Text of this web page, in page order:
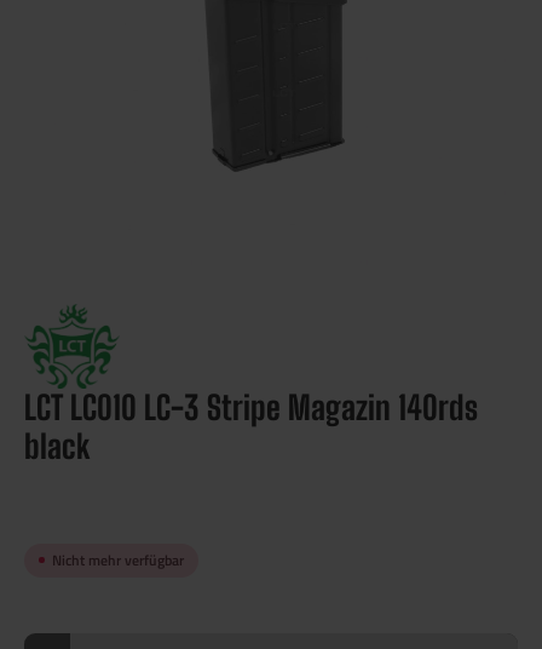
LCT LC010 LC-3 Stripe Magazin 140rds
black
Nicht mehr verfügbar